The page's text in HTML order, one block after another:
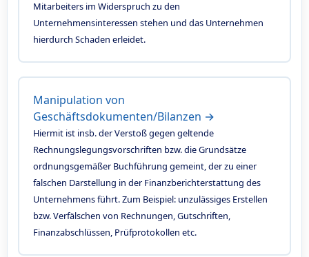
Mitarbeiters im Widerspruch zu den
Unternehmensinteressen stehen und das Unternehmen
hierdurch Schaden erleidet.
Manipulation von
Geschäftsdokumenten/Bilanzen →
Hiermit ist insb. der Verstoß gegen geltende
Rechnungslegungsvorschriften bzw. die Grundsätze
ordnungsgemäßer Buchführung gemeint, der zu einer
falschen Darstellung in der Finanzberichterstattung des
Unternehmens führt. Zum Beispiel: unzulässiges Erstellen
bzw. Verfälschen von Rechnungen, Gutschriften,
Finanzabschlüssen, Prüfprotokollen etc.